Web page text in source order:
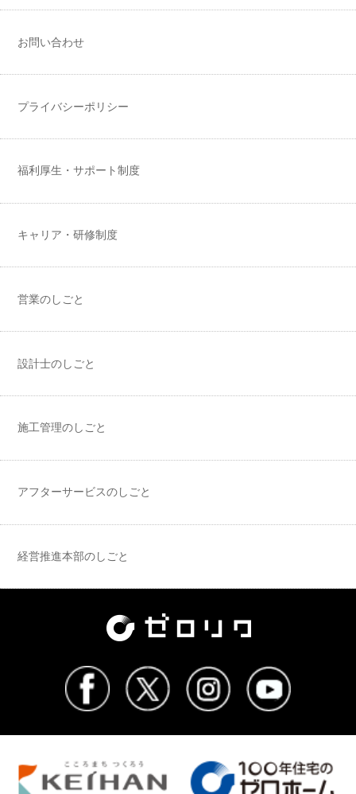
お問い合わせ
プライバシーポリシー
福利厚生・サポート制度
キャリア・研修制度
営業のしごと
設計士のしごと
施工管理のしごと
アフターサービスのしごと
経営推進本部のしごと